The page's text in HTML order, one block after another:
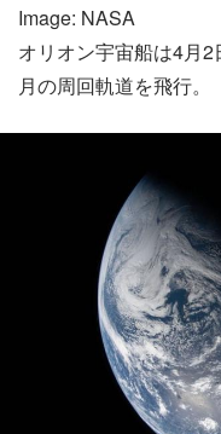
Image: NASA
オリオン宇宙船は4月2
月の周回軌道を飛行。